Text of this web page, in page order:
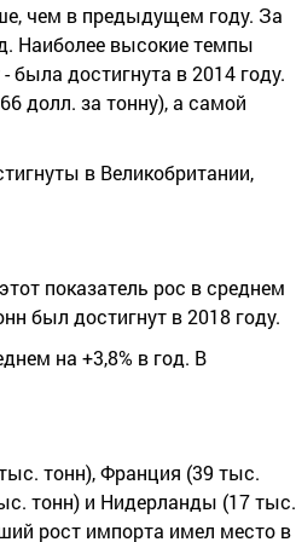
чем в предыдущем году. За
Наиболее высокие темпы
достигнута в 2014 году.
долл. за тонну), а самой
в Великобритании,
показатель рос в среднем
был достигнут в 2018 году.
на +3,8% в год. В
тонн), Франция (39 тыс.
тонн) и Нидерланды (17 тыс.
рост импорта имел место в